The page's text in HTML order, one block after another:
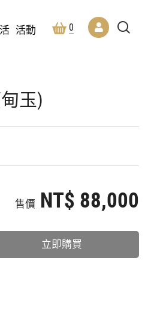
活動 0
玉)
售價 NT$ 88,000
立即購買